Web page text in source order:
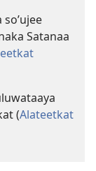
Satanaa
(Alateetkat